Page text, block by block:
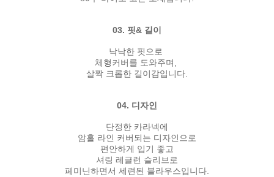
03. 핏& 길이
낙낙한 핏으로
체형커버를 도와주며,
살짝 크롭한 길이감입니다.
04. 디자인
단정한 카라넥에
암홀 라인 커버되는 디자인으로
편안하게 입기 좋고
셔링 레글런 슬리브로
페미닌하면서 세련된 블라우스입니다.